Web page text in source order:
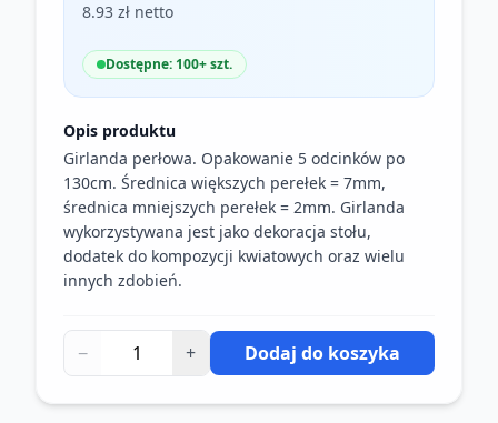
8.93 zł netto
Dostępne: 100+ szt.
Opis produktu
Girlanda perłowa. Opakowanie 5 odcinków po
130cm. Średnica większych perełek = 7mm,
średnica mniejszych perełek = 2mm. Girlanda
wykorzystywana jest jako dekoracja stołu,
dodatek do kompozycji kwiatowych oraz wielu
innych zdobień.
− + Dodaj do koszyka